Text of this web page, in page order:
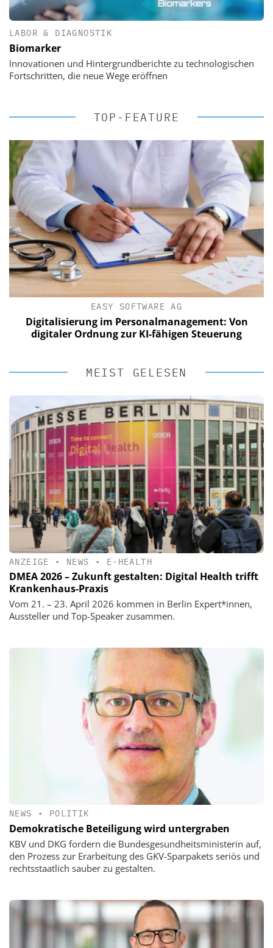
LABOR & DIAGNOSTIK
Biomarker
Innovationen und Hintergrundberichte zu technologischen
Fortschritten, die neue Wege eröffnen
TOP-FEATURE
EASY SOFTWARE AG
Digitalisierung im Personalmanagement: Von
digitaler Ordnung zur KI-fähigen Steuerung
MEIST GELESEN
ANZEIGE • NEWS • E-HEALTH
DMEA 2026 – Zukunft gestalten: Digital Health trifft
Krankenhaus-Praxis
Vom 21. – 23. April 2026 kommen in Berlin Expert*innen,
Aussteller und Top-Speaker zusammen.
NEWS • POLITIK
Demokratische Beteiligung wird untergraben
KBV und DKG fordern die Bundesgesundheitsministerin auf,
den Prozess zur Erarbeitung des GKV-Sparpakets seriös und
rechtsstaatlich sauber zu gestalten.